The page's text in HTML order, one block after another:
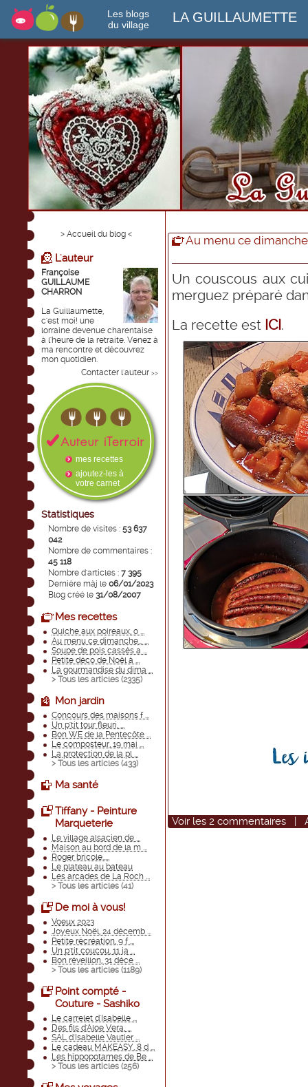
Les blogs
du village
LA GUILLAUMETTE
> Accueil du blog <
L'auteur
Françoise
GUILLAUME
CHARRON
La Guillaumette,
c'est moi! une
lorraine devenue charentaise
à l'heure de la retraite. Venez à
ma rencontre et découvrez
mon quotidien.
Contacter l'auteur >>
mes recettes
ajoutez-les à
votre carnet
Statistiques
Nombre de visites : 53 637
042
Nombre de commentaires :
45 118
Nombre d'articles : 7 395
Dernière màj le 06/01/2023
Blog créé le 31/08/2007
Mes recettes
Quiche aux poireaux, o ...
Au menu ce dimanche... ...
Soupe de pois cassés a ...
Petite déco de Noël à ...
La gourmandise du dima ...
> Tous les articles (2335)
Mon jardin
Concours des maisons f ...
Un p'tit tour fleuri, ...
Bon WE de la Pentecôte ...
Le composteur, 19 mai ...
La protection de la pl ...
> Tous les articles (433)
Ma santé
Tiffany - Peinture
Marqueterie
Le village alsacien de ...
Maison au bord de la m ...
Roger bricole.....
Le plateau au bateau
Les arcades de La Roch ...
> Tous les articles (41)
De moi à vous!
Voeux 2023
Joyeux Noël, 24 décemb ...
Petite récréation, 9 f ...
Un p'tit coucou, 11 ja ...
Bon réveillon, 31 déce ...
> Tous les articles (1189)
Point compté -
Couture - Sashiko
Le carrelet d'Isabelle ...
Des fils d'Aloe Vera, ...
SAL d'Isabelle Vautier ...
Le cadeau MAKEASY, 8 d ...
Les hippopotames de Be ...
> Tous les articles (256)
Au menu ce
Un couscous aux
merguez préparé
La recette est ICI.
Voir les 2 commentaires |